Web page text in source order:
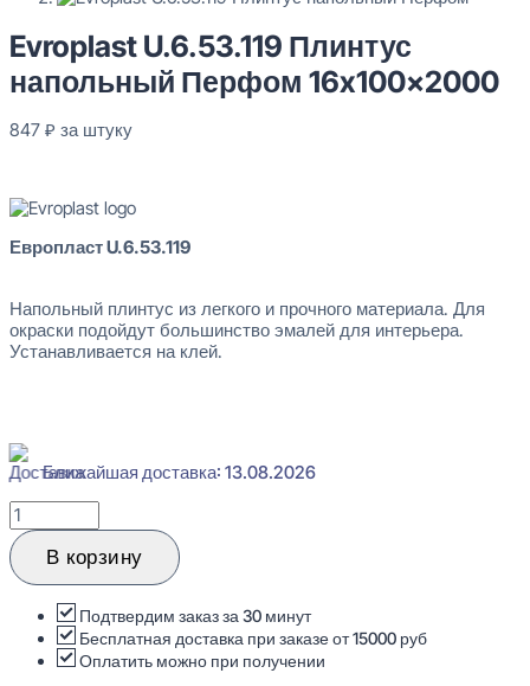
Evroplast U.6.53.119 Плинтус напольный Перфом 16x100x2000
Перейти в избранное Закрыть
Evroplast U.6.53.119 Плинтус
напольный Перфом 16x100x2000
847 ₽ за штуку
Европласт U.6.53.119
Напольный плинтус из легкого и прочного материала. Для
окраски подойдут большинство эмалей для интерьера.
Устанавливается на клей.
Ближайшая доставка: 13.08.2026
Количество
товара
Evroplast
U.6.53.119
напольный
Перфом
16x100x2000
В корзину
Подтвердим заказ за 30 минут
Бесплатная доставка при заказе от 15000 руб
Оплатить можно при получении